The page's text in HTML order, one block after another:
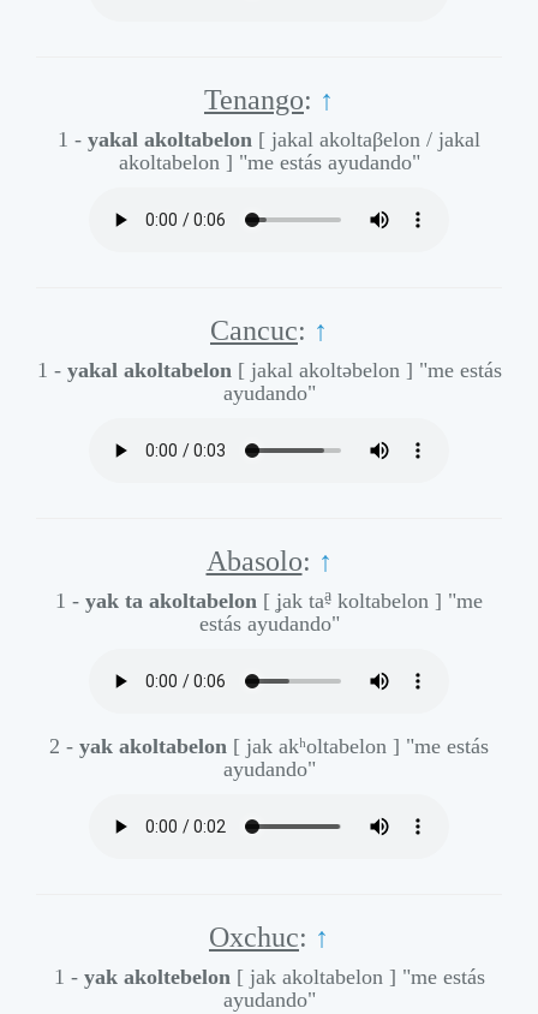
Tenango: ↑
1 - yakal akoltabelon [ jakal akoltaβelon / jakal
akoltabelon ] "me estás ayudando"
Cancuc: ↑
1 - yakal akoltabelon [ jakal akoltəbelon ] "me estás
ayudando"
Abasolo: ↑
1 - yak ta akoltabelon [ ʝak taa̰ koltabelon ] "me
estás ayudando"
2 - yak akoltabelon [ jak akʰoltabelon ] "me estás
ayudando"
Oxchuc: ↑
1 - yak akoltebelon [ jak akoltabelon ] "me estás
ayudando"